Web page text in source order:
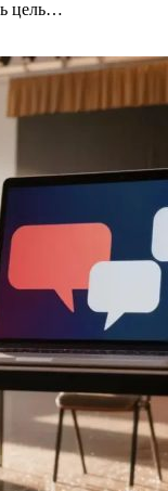
цель…